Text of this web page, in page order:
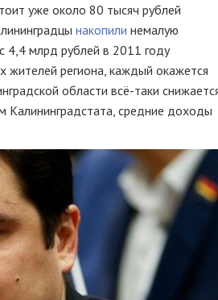
уже около 80 тысяч рублей
накопили немалую
4,4 млрд рублей в 2011 году
жителей региона, каждый окажется
области всё-таки
Калининградстата, средние доходы